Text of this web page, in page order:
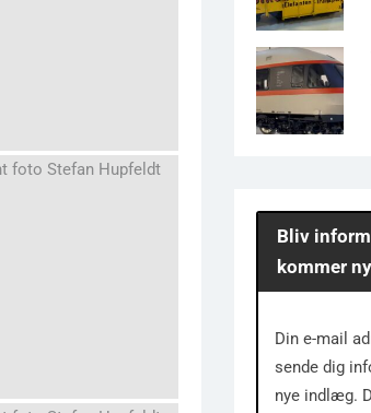
Bliv
kommer
Din e-mail
sende dig
nye indlæg.